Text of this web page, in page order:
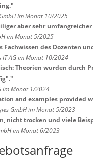
"
im Monat 10/2025
aber sehr
im Monat 5/2025
Fachwissen des Dozenten
IT AG im Monat 10/2024
Theorien wurden
"
im Monat 1/2024
and examples provided
GmbH im Monat 5/2023
nicht trocken und viele
im Monat 6/2023